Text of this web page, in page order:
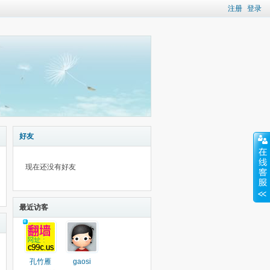
注册 登录
好友
现在还没有好友
最近访客
孔竹雁
gaosi